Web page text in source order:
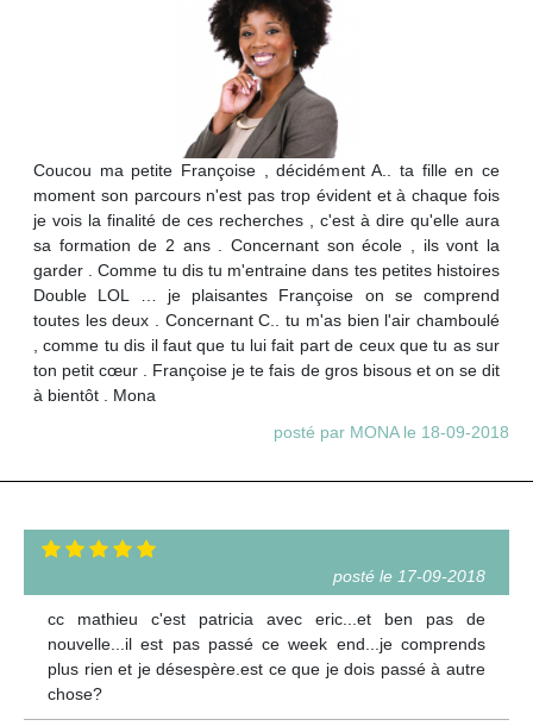
Coucou ma petite Françoise , décidément A.. ta fille en ce
moment son parcours n'est pas trop évident et à chaque fois
je vois la finalité de ces recherches , c'est à dire qu'elle aura
sa formation de 2 ans . Concernant son école , ils vont la
garder . Comme tu dis tu m'entraine dans tes petites histoires
Double LOL … je plaisantes Françoise on se comprend
toutes les deux . Concernant C.. tu m'as bien l'air chamboulé
, comme tu dis il faut que tu lui fait part de ceux que tu as sur
ton petit cœur . Françoise je te fais de gros bisous et on se dit
à bientôt . Mona
posté par MONA le 18-09-2018
posté le 17-09-2018
cc mathieu c'est patricia avec eric...et ben pas de
nouvelle...il est pas passé ce week end...je comprends
plus rien et je désespère.est ce que je dois passé à autre
chose?